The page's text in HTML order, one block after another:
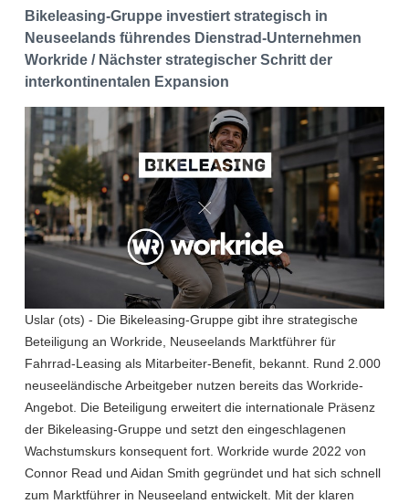
Bikeleasing-Gruppe investiert strategisch in
Neuseelands führendes Dienstrad-Unternehmen
Workride / Nächster strategischer Schritt der
interkontinentalen Expansion
Uslar (ots) - Die Bikeleasing-Gruppe gibt ihre strategische
Beteiligung an Workride, Neuseelands Marktführer für
Fahrrad-Leasing als Mitarbeiter-Benefit, bekannt. Rund 2.000
neuseeländische Arbeitgeber nutzen bereits das Workride-
Angebot. Die Beteiligung erweitert die internationale Präsenz
der Bikeleasing-Gruppe und setzt den eingeschlagenen
Wachstumskurs konsequent fort. Workride wurde 2022 von
Connor Read und Aidan Smith gegründet und hat sich schnell
zum Marktführer in Neuseeland entwickelt. Mit der klaren